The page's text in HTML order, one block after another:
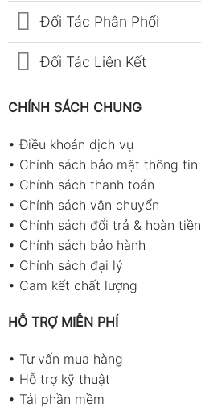
Đối Tác Phân Phối
Đối Tác Liên Kết
CHÍNH SÁCH CHUNG
•Điều khoản dịch vụ
• Chính sách bảo mật thông tin
• Chính sách thanh toán
• Chính sách vận chuyển
• Chính sách đổi trả & hoàn tiền
• Chính sách bảo hành
• Chính sách đại lý
• Cam kết chất lượng
HỖ TRỢ MIỄN PHÍ
• Tư vấn mua hàng
• Hỗ trợ kỹ thuật
• Tải phần mềm